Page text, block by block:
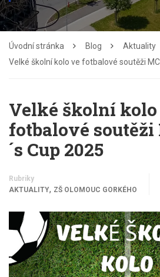
Úvodní stránka Blog
Aktuality
Velké školní kolo ve fotbalové soutěži
Velké školní
fotbalové soutěži
´s Cup 2025
Rubriky
AKTUALITY, ZŠ OLOMOUC GORKÉHO